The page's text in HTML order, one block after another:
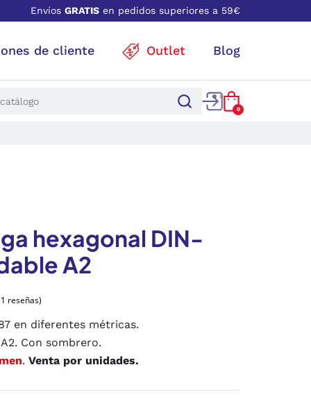
Envíos GRATIS en pedidos superiores a 59€
de cliente Outlet Blog
0
hexagonal DIN-
A2
(31 reseñas)
en diferentes métricas.
Con sombrero.
. Venta por unidades.